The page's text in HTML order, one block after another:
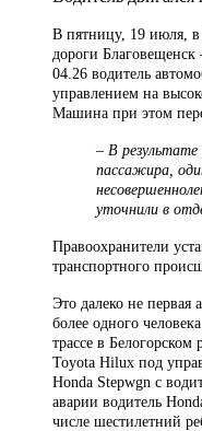
В пятницу, 19 июля,
дороги Благовещенск
04.26 водитель
управлением на
Машина при этом
– В
пассажира,
уточнили в
Правоохранители
транспортного
Это далеко не первая
более одного
трассе в Белогорском
Toyota Hilux под
Honda Stepwgn с
аварии водитель
числе шестилетний